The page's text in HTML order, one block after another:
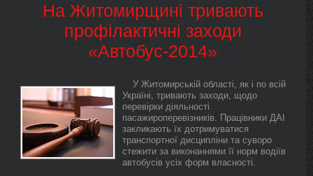
На Житомирщині тривають
профілактичні заходи
«Автобус-2014»
У Житомирській області, як і по всій
Україні, тривають заходи, щодо
перевірки діяльності
пасажироперевізників. Працівники ДАІ
закликають їх дотримуватися
транспортної дисципліни та суворо
стежити за виконаннями її норм водіїв
автобусів усіх форм власності.